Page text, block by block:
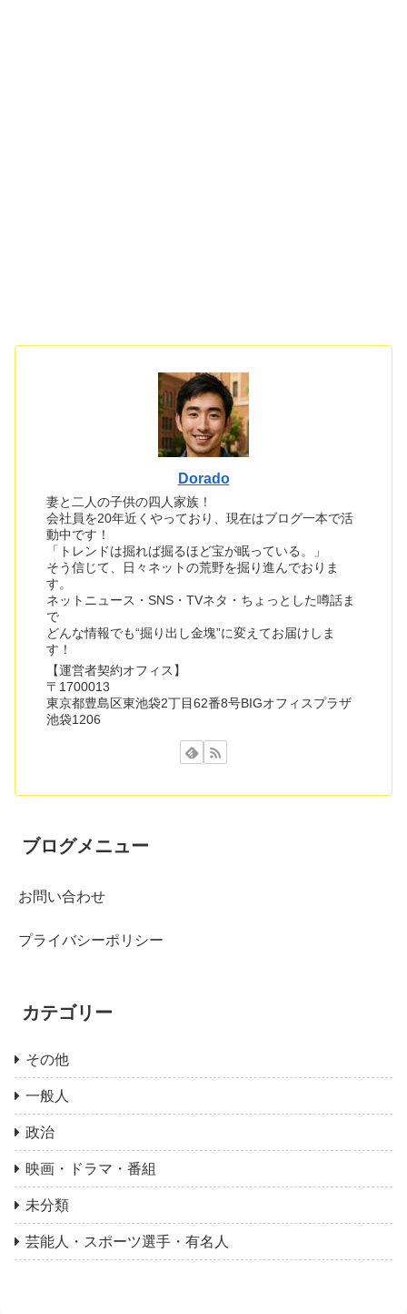
Dorado
妻と二人の子供の四人家族！
会社員を20年近くやっており、現在はブログ一本で活
動中です！
「トレンドは掘れば掘るほど宝が眠っている。」
そう信じて、日々ネットの荒野を掘り進んでおりま
す。
ネットニュース・SNS・TVネタ・ちょっとした噂話ま
で
どんな情報でも“掘り出し金塊”に変えてお届けしま
す！
【運営者契約オフィス】
〒1700013
東京都豊島区東池袋2丁目62番8号BIGオフィスプラザ
池袋1206
ブログメニュー
お問い合わせ
プライバシーポリシー
カテゴリー
その他
一般人
政治
映画・ドラマ・番組
未分類
芸能人・スポーツ選手・有名人